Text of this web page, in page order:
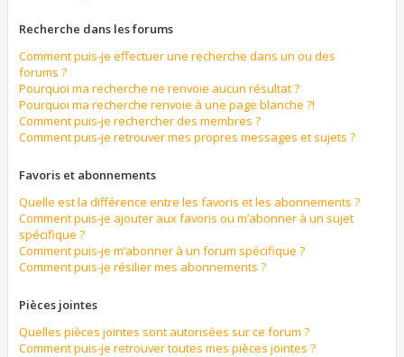
Recherche dans les forums
Comment puis-je effectuer une recherche dans un ou des
forums ?
Pourquoi ma recherche ne renvoie aucun résultat ?
Pourquoi ma recherche renvoie à une page blanche ?!
Comment puis-je rechercher des membres ?
Comment puis-je retrouver mes propres messages et sujets ?
Favoris et abonnements
Quelle est la différence entre les favoris et les abonnements ?
Comment puis-je ajouter aux favoris ou m’abonner à un sujet
spécifique ?
Comment puis-je m’abonner à un forum spécifique ?
Comment puis-je résilier mes abonnements ?
Pièces jointes
Quelles pièces jointes sont autorisées sur ce forum ?
Comment puis-je retrouver toutes mes pièces jointes ?